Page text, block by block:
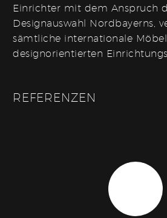
Einrichter mit dem Anspruch
Designauswahl Nordbayerns,
sämtliche internationale
designorientierten
REFERENZEN